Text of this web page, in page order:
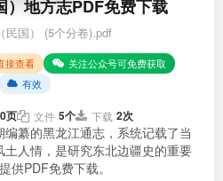
）地方志PDF免费下载
民国） (5个分卷).pdf
接查看
关注公众号可免费获取
有效
0页 文件 5个 下载 2次
编纂的黑龙江通志，系统记载了当
人情，是研究东北边疆史的重要
供PDF免费下载。